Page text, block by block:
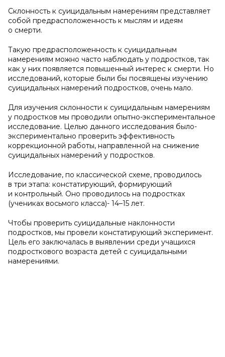
Склонность к суицидальным намерениям представляет
собой предрасположенность к мыслям и идеям
о смерти.
Такую предрасположенность к суицидальным
намерениям можно часто наблюдать у подростков, так
как у них появляется повышенный интерес к смерти. Но
исследований, которые были бы посвящены изучению
суицидальных намерений подростков, очень мало.
Для изучения склонности к суицидальным намерениям
у подростков мы проводили опытно-экспериментальное
исследование. Целью данного исследования было-
экспериментально проверить эффективность
коррекционной работы, направленной на снижение
суицидальных намерений у подростков.
Исследование, по классической схеме, проводилось
в три этапа: констатирующий, формирующий
и контрольный. Оно проводилось на подростках
(учениках восьмого класса)- 14–15 лет.
Чтобы проверить суицидальные наклонности
подростков, мы провели констатирующий эксперимент.
Цель его заключалась в выявлении среди учащихся
подросткового возраста детей с суицидальными
намерениями.